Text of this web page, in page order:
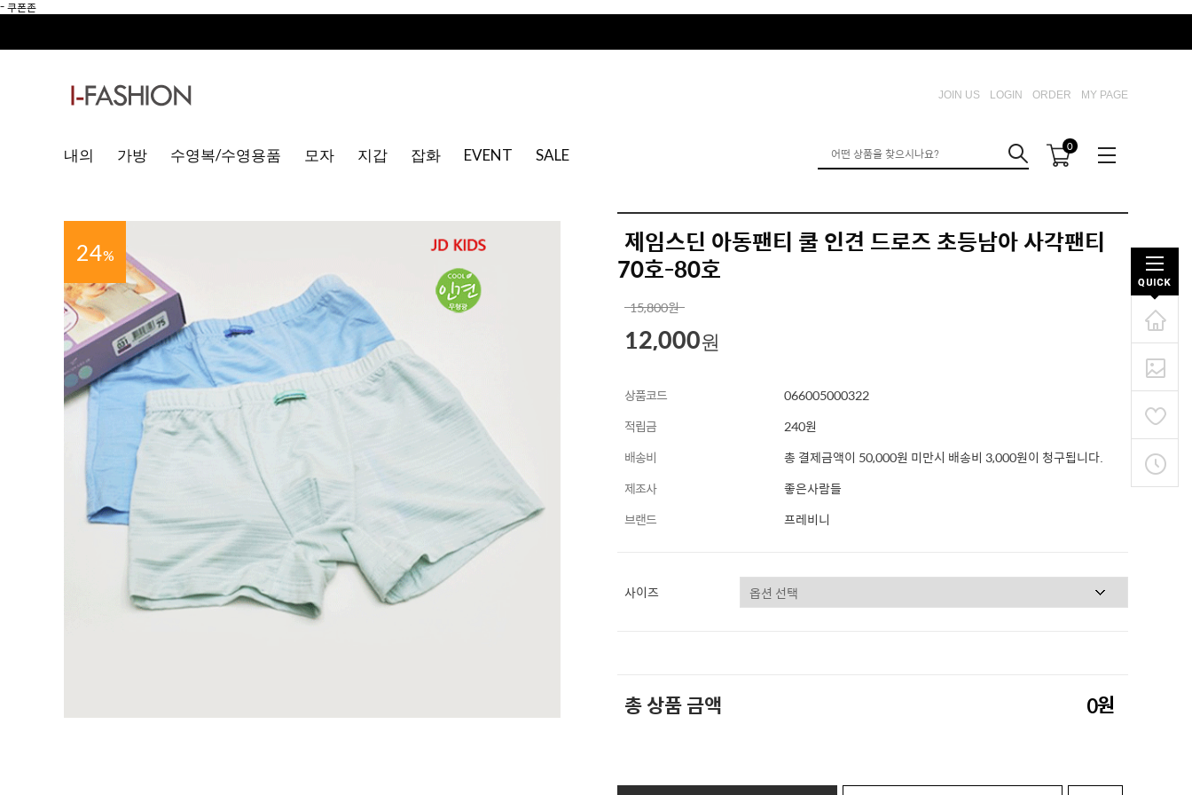
-쿠폰존
JOIN US LOGIN ORDER MY PAGE
내의 가방 수영복/수영용품 모자 지갑 잡화 EVENT SALE 0
24%
제임스딘 아동팬티 쿨 인견 드로즈 초등남아 사각팬티
70호-80호
15,800원
12,000원
상품코드
066005000322
적립금
240원
배송비
총 결제금액이 50,000원 미만시 배송비 3,000원이 청구됩니다.
제조사
좋은사람들
브랜드
프레비니
사이즈
총 상품 금액 0원